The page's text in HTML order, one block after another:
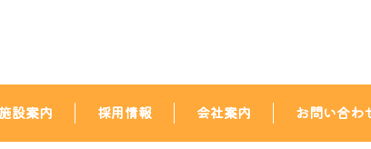
設案内 採用情報 会社案内 お問い合わ